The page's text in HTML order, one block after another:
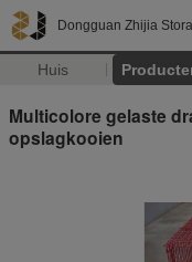
Dongguan Zhijia
Huis
Multicolore gelaste
opslagkooien